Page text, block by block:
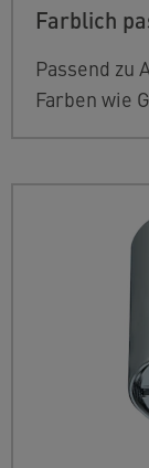
Farblich
Passend zu
Farben wie